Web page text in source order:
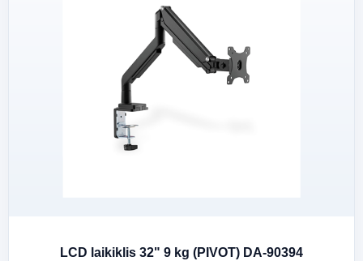
LCD laikiklis 32" 9 kg (PIVOT) DA-90394